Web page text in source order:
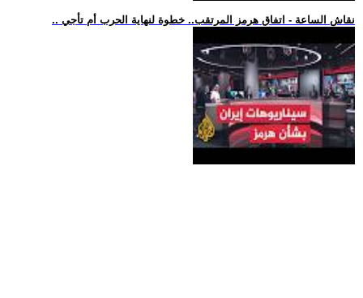
.. نقاش الساعة - اتفاق هرمز المرتقب.. خطوة لنهاية الحرب أم تأجي